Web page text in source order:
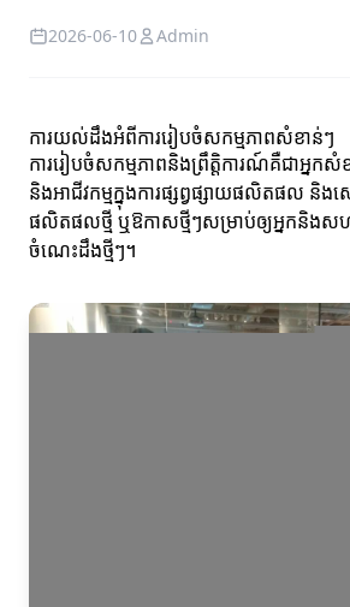
2026-06-10 Admin
ការយល់ដឹងអំពីការរៀបចំសកម្មភាពសំខាន់ៗ
ការរៀបចំសកម្មភាពនិងព្រឹត្តិការណ៍គឺជាអ្ន
និងអាជីវកម្មក្នុងការផ្សព្វផ្សាយផលិតផល និងស
ផលិតផលថ្មី ឬឱកាសថ្មីៗសម្រាប់ឲ្យអ្នកនិង
ចំណេះដឹងថ្មីៗ។